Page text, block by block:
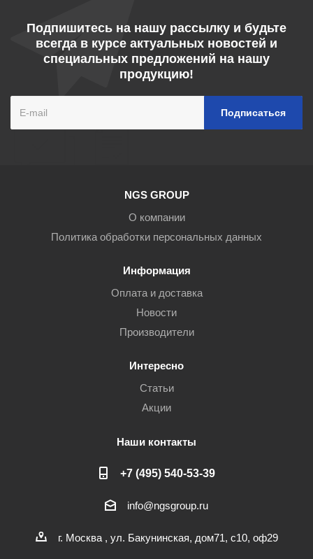
Подпишитесь на нашу рассылку и будьте
всегда в курсе актуальных новостей и
специальных предложений на нашу
продукцию!
NGS GROUP
О компании
Политика обработки персональных данных
Информация
Оплата и доставка
Новости
Производители
Интересно
Статьи
Акции
Наши контакты
+7 (495) 540-53-39
info@ngsgroup.ru
г. Москва , ул. Бакунинская, дом71, с10, оф29